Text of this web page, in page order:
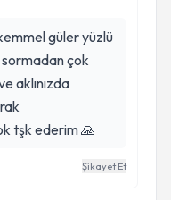
güler yüzlü
sormadan çok
aklınızda
tşk ederim 🙏
Şikayet Et